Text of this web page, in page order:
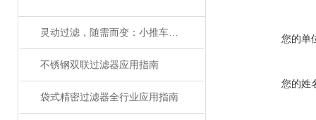
灵动过滤，随需而变：小推车过滤器如何重塑车间流体处理效率
不锈钢双联过滤器应用指南
袋式精密过滤器全行业应用指南
您的单
您的姓